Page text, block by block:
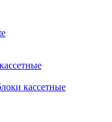
кассетные